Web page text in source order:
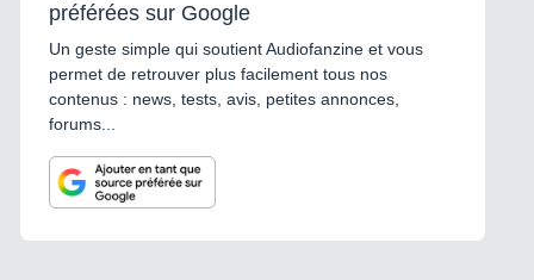
préférées sur Google
Un geste simple qui soutient Audiofanzine et vous
permet de retrouver plus facilement tous nos
contenus : news, tests, avis, petites annonces,
forums...